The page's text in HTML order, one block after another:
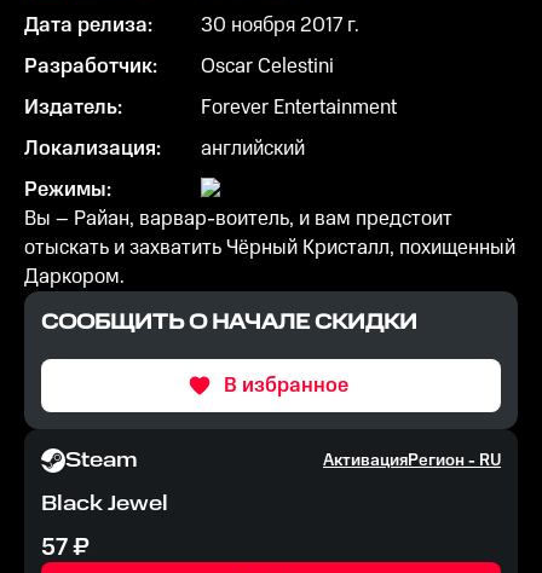
Дата релиза:
30 ноября 2017 г.
Разработчик:
Oscar Celestini
Издатель:
Forever Entertainment
Локализация:
английский
Режимы:
Вы – Райан, варвар-воитель, и вам предстоит
отыскать и захватить Чёрный Кристалл, похищенный
Даркором.
СООБЩИТЬ О НАЧАЛЕ СКИДКИ
В избранное
Steam АктивацияРегион -RU
Black Jewel
57₽